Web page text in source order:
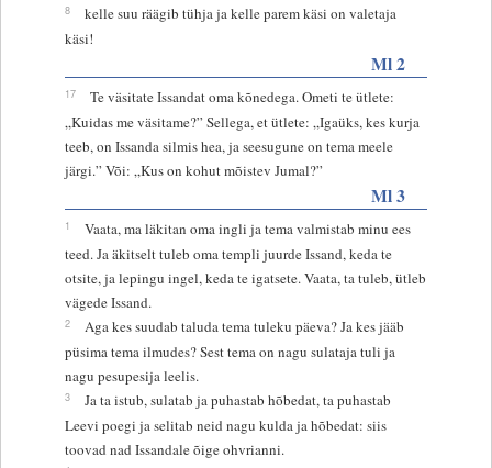
8
kelle suu räägib tühja ja kelle parem käsi on valetaja
käsi!
Ml 2
17
Te väsitate Issandat oma kõnedega. Ometi te ütlete:
„Kuidas me väsitame?” Sellega, et ütlete: „Igaüks, kes kurja
teeb, on Issanda silmis hea, ja seesugune on tema meele
järgi.” Või: „Kus on kohut mõistev Jumal?”
Ml 3
1
Vaata, ma läkitan oma ingli ja tema valmistab minu ees
teed. Ja äkitselt tuleb oma templi juurde Issand, keda te
otsite, ja lepingu ingel, keda te igatsete. Vaata, ta tuleb, ütleb
vägede Issand.
2
Aga kes suudab taluda tema tuleku päeva? Ja kes jääb
püsima tema ilmudes? Sest tema on nagu sulataja tuli ja
nagu pesupesija leelis.
3
Ja ta istub, sulatab ja puhastab hõbedat, ta puhastab
Leevi poegi ja selitab neid nagu kulda ja hõbedat: siis
toovad nad Issandale õige ohvrianni.